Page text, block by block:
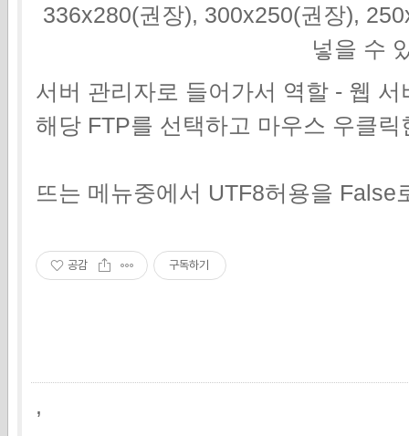
336x280(권장), 300x250(권장),
넣을 수
서버 관리자로 들어가서 역할 - 웹
해당 FTP를 선택하고 마우스 우클
뜨는 메뉴중에서 UTF8허용을 False
공감 구독하기
,